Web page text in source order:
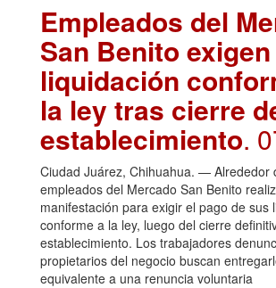
Empleados del
San Benito exigen
liquidación
la ley tras cierre
establecimiento.
Ciudad Juárez, Chihuahua. — Alrededor
empleados del Mercado San Benito
manifestación para exigir el pago de sus
conforme a la ley, luego del cierre
establecimiento. Los trabajadores
propietarios del negocio buscan
equivalente a una renuncia voluntaria